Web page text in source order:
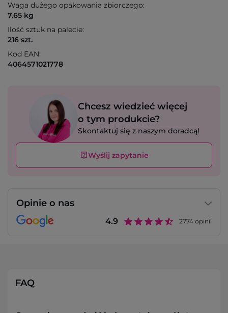
Waga dużego opakowania zbiorczego:
7.65 kg
Ilość sztuk na palecie:
216 szt.
Kod EAN:
4064571021778
Chcesz wiedzieć więcej
o tym produkcie?
Skontaktuj się z naszym doradcą!
Wyślij zapytanie
Opinie o nas
4.9 2774 opinii
FAQ